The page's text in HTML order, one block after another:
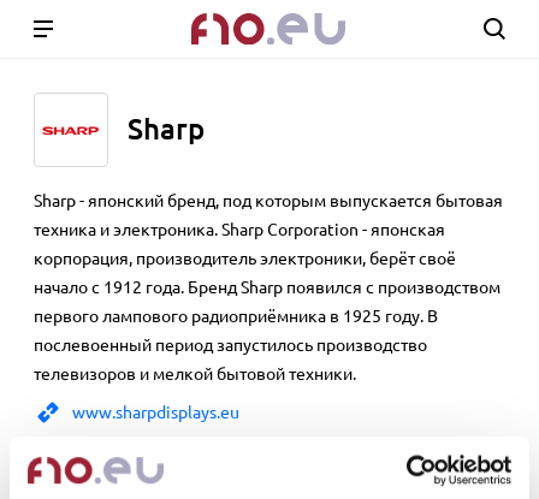
Sharp
Sharp - японский бренд, под которым выпускается бытовая
техника и электроника. Sharp Corporation - японская
корпорация, производитель электроники, берёт своё
начало с 1912 года. Бренд Sharp появился с производством
первого лампового радиоприёмника в 1925 году. В
послевоенный период запустилось производство
телевизоров и мелкой бытовой техники.
www.sharpdisplays.eu